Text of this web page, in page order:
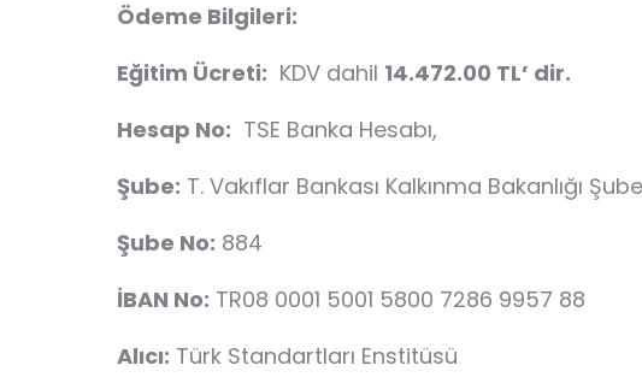
Ödeme Bilgileri:
Eğitim Ücreti: KDV dahil 14.472.00 TL’ dir.
Hesap No: TSE Banka Hesabı,
Şube: T. Vakıflar Bankası Kalkınma Bakanlığı
Şube No: 884
İBAN No: TR08 0001 5001 5800 7286 9957 88
Alıcı: Türk Standartları Enstitüsü